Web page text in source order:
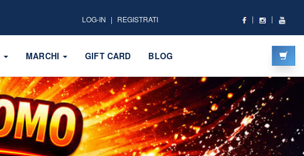
LOG-IN REGISTRATI
MARCHI GIFT CARD BLOG